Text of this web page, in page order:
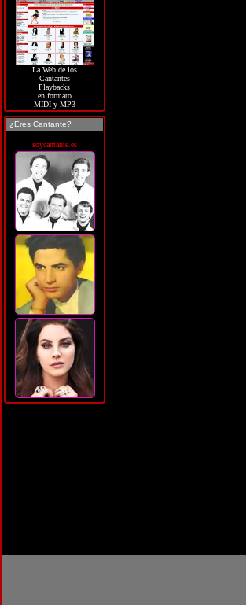
La Web de los
Cantantes
Playbacks
en formato
MIDI y MP3
¿Eres Cantante?
soycantante.es